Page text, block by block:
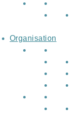
Organisation